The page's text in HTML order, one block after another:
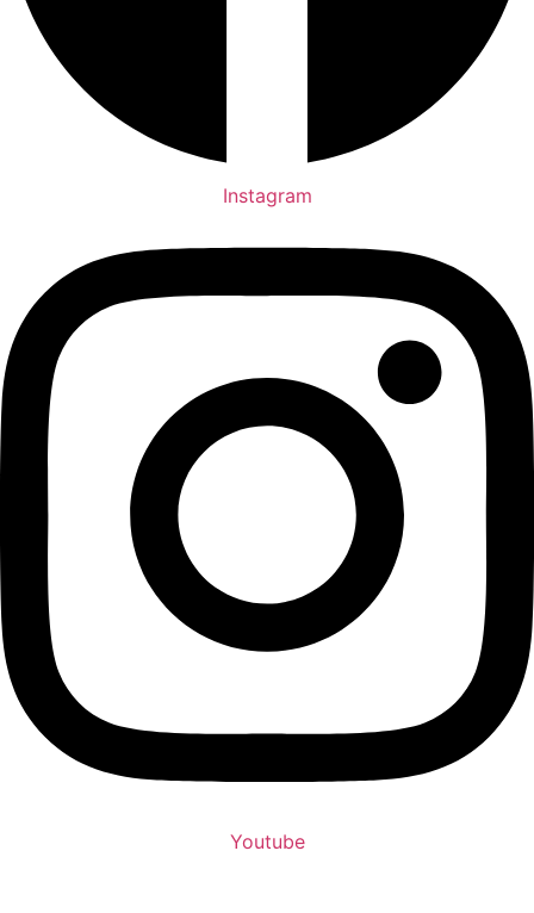
Instagram
Youtube